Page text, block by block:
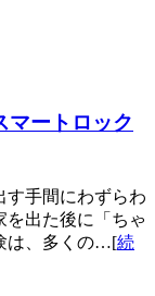
マートロック
す手間にわずらわ
を出た後に「ちゃ
は、多くの…[続